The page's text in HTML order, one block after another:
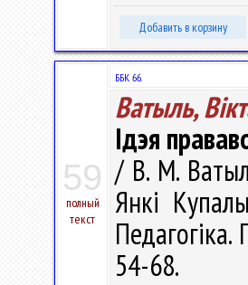
Добавить в корзину
59
полный
текст
ББК 66.
Ватыль,
Ідэя
/ В. М.
Янкі
54-68.